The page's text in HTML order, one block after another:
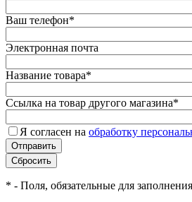
Ваш телефон*
Электронная почта
Название товара*
Ссылка на товар другого магазина*
Я согласен на обработку
* - Поля, обязательные для заполнения